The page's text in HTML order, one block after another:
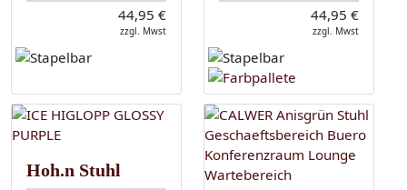
44,95 €
zzgl. Mwst
44,95 €
zzgl. Mwst
Hoh.n Stuhl